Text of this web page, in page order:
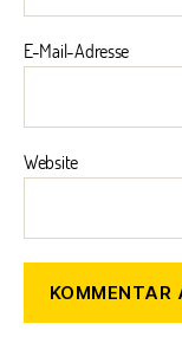
E-Mail-Adresse
Website